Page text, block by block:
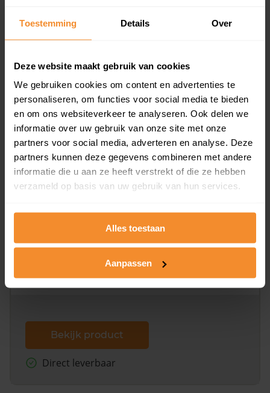
Toestemming Details Over
Deze website maakt gebruik van cookies
We gebruiken cookies om content en advertenties te
personaliseren, om functies voor social media te bieden
en om ons websiteverkeer te analyseren. Ook delen we
informatie over uw gebruik van onze site met onze
partners voor social media, adverteren en analyse. Deze
partners kunnen deze gegevens combineren met andere
informatie die u aan ze heeft verstrekt of die ze hebben
verzameld op basis van uw gebruik van hun services.
Alles toestaan
Aanpassen
en koopdatum) binnen een postcodegebied. Dit
koopsommen.
Bekijk product
Direct leverbaar
Kadastrale kaart pakket
Alleen globale ligging perceel
omliggende percelen met de kadastrale erfgrenzen,
Bekijk product
Direct leverbaar